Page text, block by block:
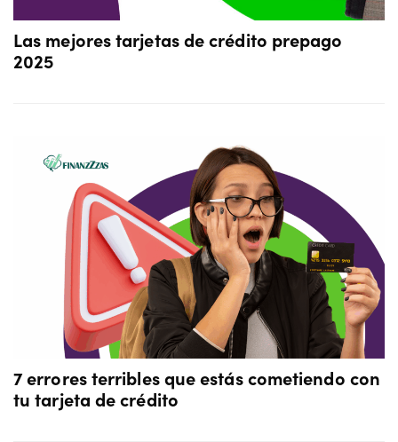
Las mejores tarjetas de crédito prepago
2025
7 errores terribles que estás cometiendo con
tu tarjeta de crédito